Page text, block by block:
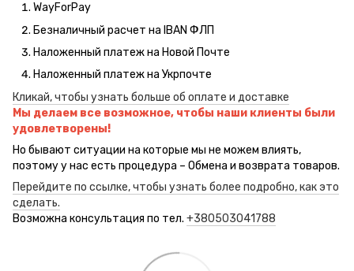
WayForPay
Безналичный расчет на IBAN ФЛП
Наложенный платеж на Новой Почте
Наложенный платеж на Укрпочте
Кликай, чтобы узнать больше об оплате и доставке
Мы делаем все возможное, чтобы наши клиенты были
удовлетворены!
Но бывают ситуации на которые мы не можем влиять,
поэтому у нас есть процедура – Обмена и возврата товаров.
Перейдите по ссылке, чтобы узнать более подробно, как это
сделать.
Возможна консультация по тел. +380503041788